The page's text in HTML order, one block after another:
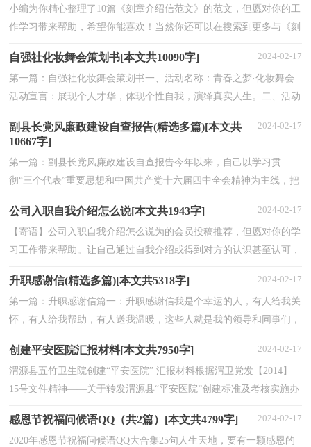
小编为你精心整理了10篇《刻章介绍信范文》的范文，但愿对你的工
作学习带来帮助，希望你能喜欢！当然你还可以在搜索到更多与《刻
自强社化妆舞会策划书[本文共10090字] 2024-02-17
第一篇：自强社化妆舞会策划书一、活动名称：青春之梦·化妆舞会
活动宣言：展现个人才华，体现个性自我，演绎真实人生。二、活动
副县长党风廉政建设自查报告(精选多篇)[本文共
10667字]
2024-02-17
第一篇：副县长党风廉政建设自查报告今年以来，自己以学习贯
彻“三个代表”重要思想和中国共产党十六届四中全会精神为主线，把
公司入职自我介绍怎么说[本文共1943字] 2024-02-17
【寄语】公司入职自我介绍怎么说为的会员投稿推荐，但愿对你的学
习工作带来帮助。让自己通过自我介绍或得到对方的认识甚至认可，
升职感谢信(精选多篇)[本文共5318字] 2024-02-17
第一篇：升职感谢信篇一：升职感谢信我是个幸运的人，有人给我关
怀，有人给我帮助，有人送我温暖，这些人就是我的领导和同事们，
创建平安医院汇报材料[本文共7950字] 2024-02-17
渭源县五竹卫生院创建“平安医院” 汇报材料根据渭卫党发【2014】
15号文件精神——关于转发渭源县“平安医院”创建标准及考核实施办
感恩节祝福问候语QQ（共2篇）[本文共4799字] 2024-02-17
2020年感恩节祝福问候语QQ大合集25句人生天地，要有一颗感恩的